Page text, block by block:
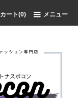
カート(0) メニュー